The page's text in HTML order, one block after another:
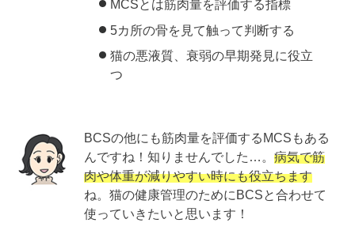
MCSとは筋肉量を評価する指標
5カ所の骨を見て触って判断する
猫の悪液質、衰弱の早期発見に役立
つ
BCSの他にも筋肉量を評価するMCSもある
んですね！知りませんでした…。病気で筋
肉や体重が減りやすい時にも役立ちます
ね。猫の健康管理のためにBCSと合わせて
使っていきたいと思います！